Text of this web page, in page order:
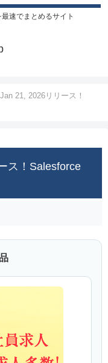
速でまとめるサイト
Jan 21, 2026リリース！
ス！Salesforce